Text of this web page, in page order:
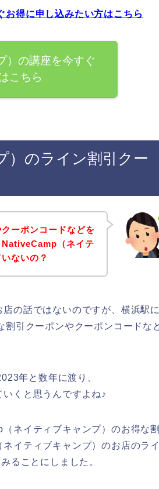
得に申し込みたい方はこちら
）の講座を今すぐ
こちら
）のライン割引クー
ーポンコードなどを
NativeCamp（ネイテ
ないの？
の話ではないのですが、横浜駅に
割引クーポンやクーポンコードな
年と数年に渡り、
くと思うんですよね♪
ネイティブキャンプ）のお得な割
イティブキャンプ）のお店のライ
ることにしました。